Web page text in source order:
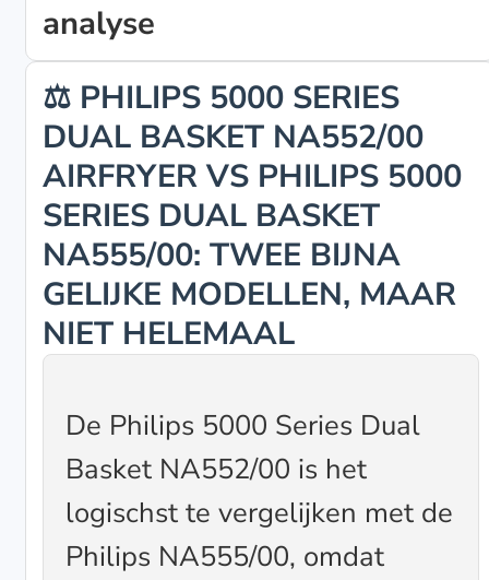
analyse
⚖️ PHILIPS 5000 SERIES
DUAL BASKET NA552/00
AIRFRYER VS PHILIPS 5000
SERIES DUAL BASKET
NA555/00: TWEE BIJNA
GELIJKE MODELLEN, MAAR
NIET HELEMAAL
De Philips 5000 Series Dual
Basket NA552/00 is het
logischst te vergelijken met de
Philips NA555/00, omdat